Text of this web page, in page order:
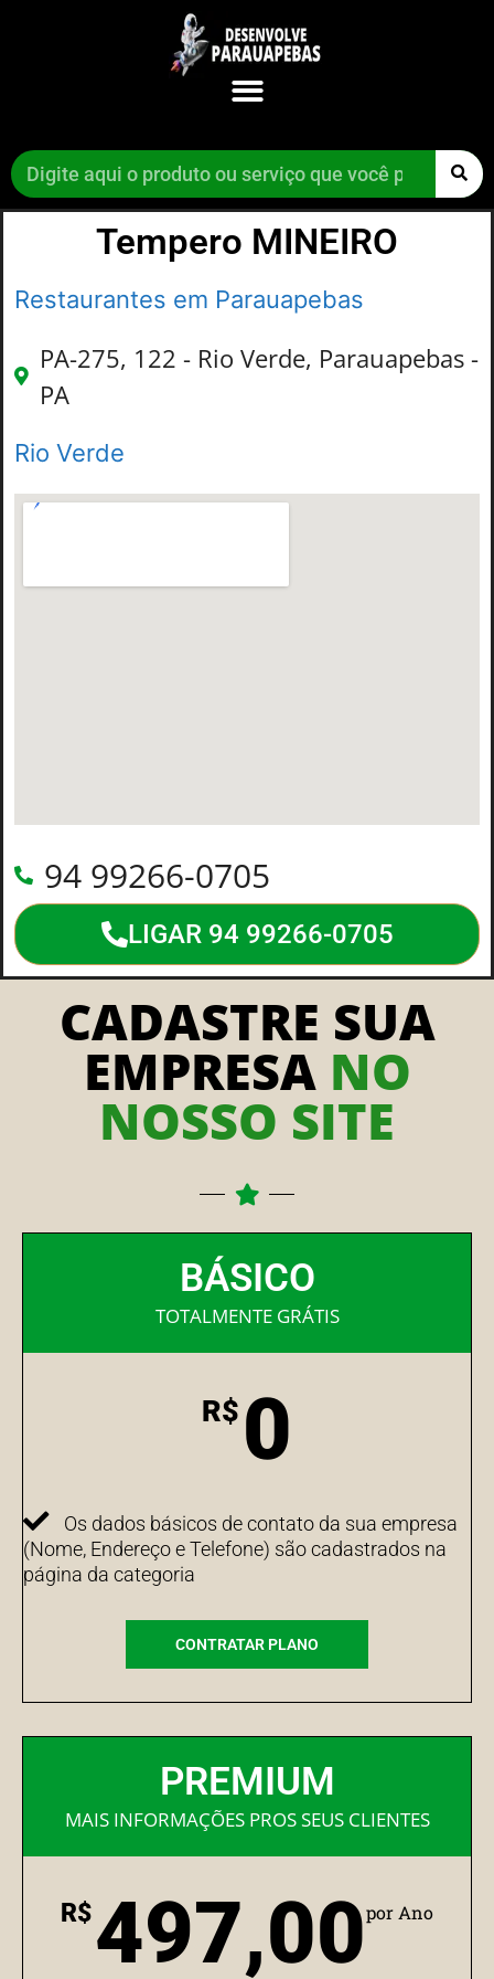
Tempero MINEIRO
Restaurantes em Parauapebas
PA-275, 122 - Rio Verde, Parauapebas -
PA
Rio Verde
94 99266-0705
LIGAR 94 99266-0705
CADASTRE SUA
EMPRESA NO
NOSSO SITE
BÁSICO
TOTALMENTE GRÁTIS
R$ 0
Os dados básicos de contato da sua empresa
(Nome, Endereço e Telefone) são cadastrados na
página da categoria
CONTRATAR PLANO
PREMIUM
MAIS INFORMAÇÕES PROS SEUS CLIENTES
R$497,00por Ano